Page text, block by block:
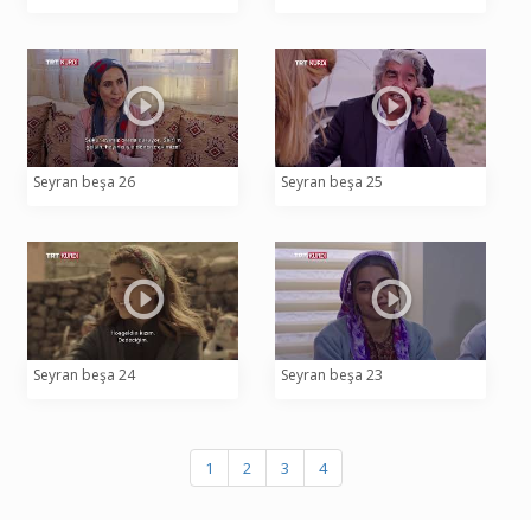
Seyran beşa 26 Seyran beşa 25
Seyran beşa 24 Seyran beşa 23
1 2 3 4